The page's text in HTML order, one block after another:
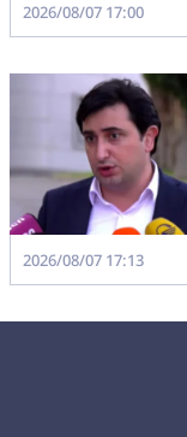
2026/08/07 17:00
2026/08/07 17:13